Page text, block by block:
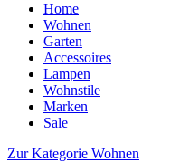
Home
Wohnen
Garten
Accessoires
Lampen
Wohnstile
Marken
Sale
Zur Kategorie Wohnen